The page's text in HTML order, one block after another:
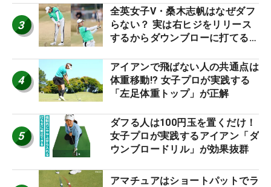
3
全英女子V・桑木志帆はなぜダフ
らない？ 実は右ヒジをリリース
するからダウンブローに打てる #
4
アイアンで飛ばない人の共通点は
体重移動!? 女子プロが実践する
「左足体重トップ」が正解
5
ダフる人は100円玉を置くだけ！
女子プロが実践するアイアン「ダ
ウンブロードリル」が効果抜群
アマチュアはショートパットでラ